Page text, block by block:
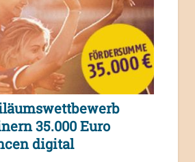
35.000 Euro
digital